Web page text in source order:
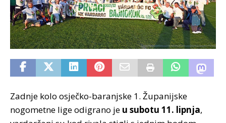
Zadnje kolo osječko-baranjske 1. Županijske
nogometne lige odigrano je u subotu 11. lipnja,